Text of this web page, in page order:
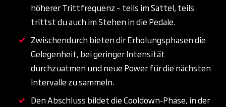
höherer Trittfrequenz – teils im Sattel, teils
trittst du auch im Stehen in die Pedale.
Zwischendurch bieten dir Erholungsphasen die
Gelegenheit, bei geringer Intensität
durchzuatmen und neue Power für die nächsten
Intervalle zu sammeln.
Den Abschluss bildet die Cooldown-Phase, in der